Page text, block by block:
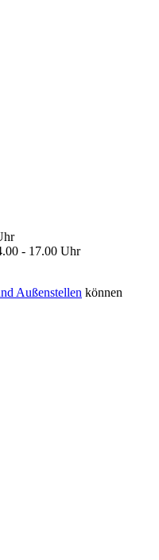
- 17.00 Uhr
Außenstellen können